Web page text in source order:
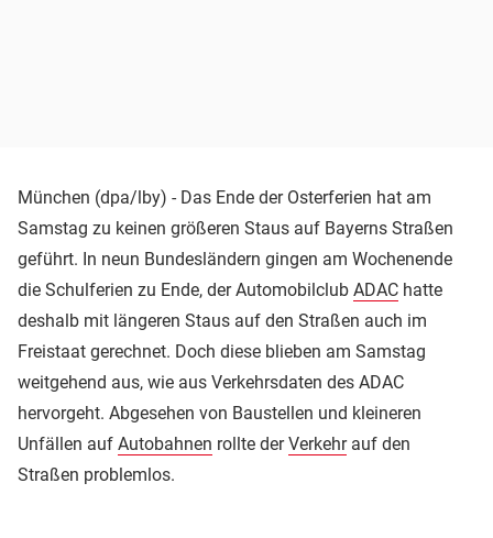
München (dpa/lby) - Das Ende der Osterferien hat am
Samstag zu keinen größeren Staus auf Bayerns Straßen
geführt. In neun Bundesländern gingen am Wochenende
die Schulferien zu Ende, der Automobilclub ADAC hatte
deshalb mit längeren Staus auf den Straßen auch im
Freistaat gerechnet. Doch diese blieben am Samstag
weitgehend aus, wie aus Verkehrsdaten des ADAC
hervorgeht. Abgesehen von Baustellen und kleineren
Unfällen auf Autobahnen rollte derVerkehrauf den
Straßen problemlos.